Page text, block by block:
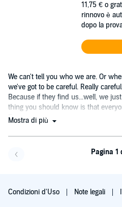
11,75 € o
rinnovo è
dopo la
We can't tell you who we are. Or
we've got to be careful. Really
Because if they find us...well, we
thing you should know is that
Even you.
Mostra di più
Pagina 1
Condizioni d'Uso Note legali